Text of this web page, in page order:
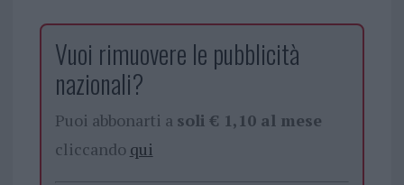
Vuoi rimuovere le pubblicità
nazionali?
Puoi abbonarti a soli € 1,10 al mese
cliccando qui